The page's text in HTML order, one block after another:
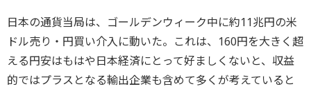
日本の通貨当局は、ゴールデンウィーク中に約11兆円の米
ドル売り・円買い介入に動いた。これは、160円を大きく超
える円安はもはや日本経済にとって好ましくないと、収益
的ではプラスとなる輸出企業も含めて多くが考えていると